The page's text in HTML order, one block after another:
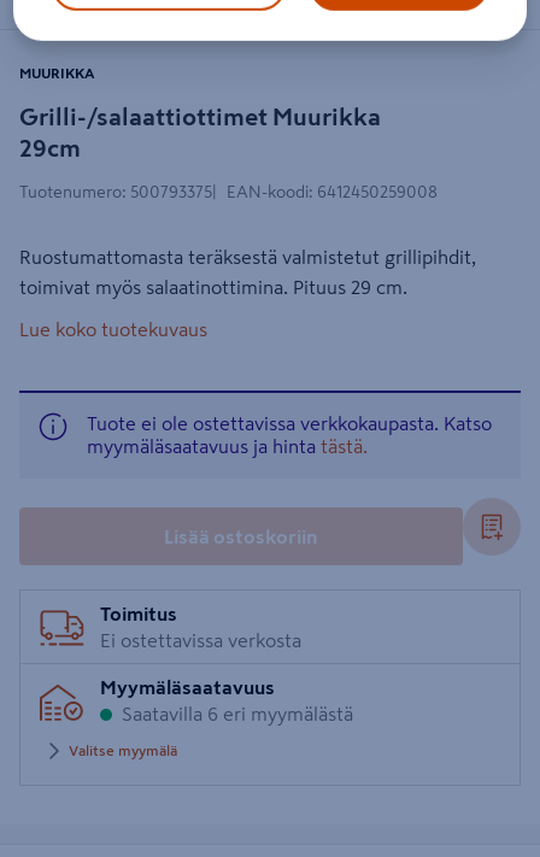
Grilli-/salaattiottimet Muurikka
29cm
MUURIKKA
Tuotenumero: 500793375 EAN-koodi: 6412450259008
Ruostumattomasta teräksestä valmistetut grillipihdit,
toimivat myös salaatinottimina. Pituus 29 cm.
Lue koko tuotekuvaus
Tuote ei ole ostettavissa verkkokaupasta. Katso
myymäläsaatavuus ja hinta tästä.
Lisää ostoskoriin
Toimitus
Ei ostettavissa verkosta
Myymäläsaatavuus
Saatavilla 6 eri myymälästä
Valitse myymälä